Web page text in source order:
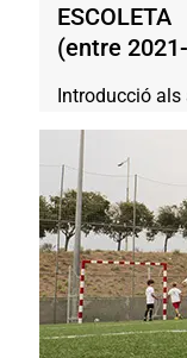
ESCOLETA
(entre
Introducció